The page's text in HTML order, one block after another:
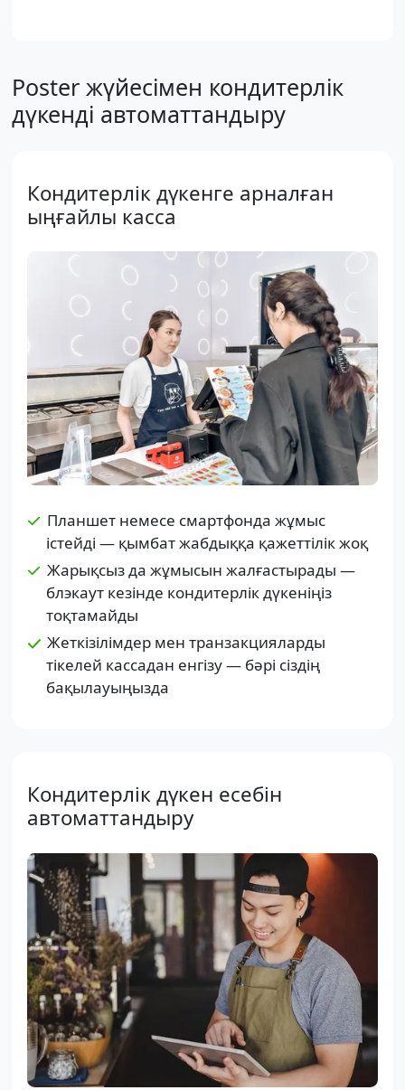
Poster жүйесімен кондитерлік
дүкенді автоматтандыру
Кондитерлік дүкенге арналған
ыңғайлы касса
Планшет немесе смартфонда жұмыс
істейді — қымбат жабдыққа қажеттілік жоқ
Жарықсыз да жұмысын жалғастырады —
блэкаут кезінде кондитерлік дүкеніңіз
тоқтамайды
Жеткізілімдер мен транзакцияларды
тікелей кассадан енгізу — бәрі сіздің
бақылауыңызда
Кондитерлік дүкен есебін
автоматтандыру